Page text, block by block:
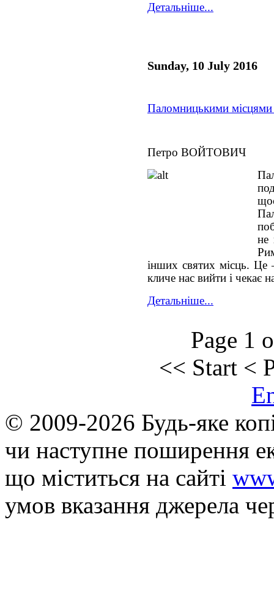
Детальніше...
Sunday, 10 July 2016
Паломницькими місцями
Петро ВОЙТОВИЧ
не
інших святих місць.
кличе нас вийти і чекає
Детальніше...
Page 1
<< Start <
© 2009-2026 Будь-яке
чи наступне поширення
що мiститься на сайті
умов вказання джерела